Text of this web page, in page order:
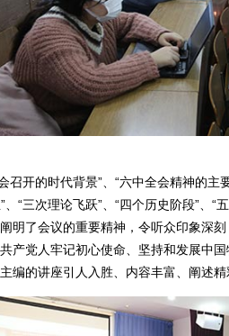
开的时代背景”、“六中全会精神的主
、“三次理论飞跃”、“四个历史阶段”、
明了会议的重要精神，令听众印象深
产党人牢记初心使命、坚持和发展中
编的讲座引人入胜、内容丰富、阐述